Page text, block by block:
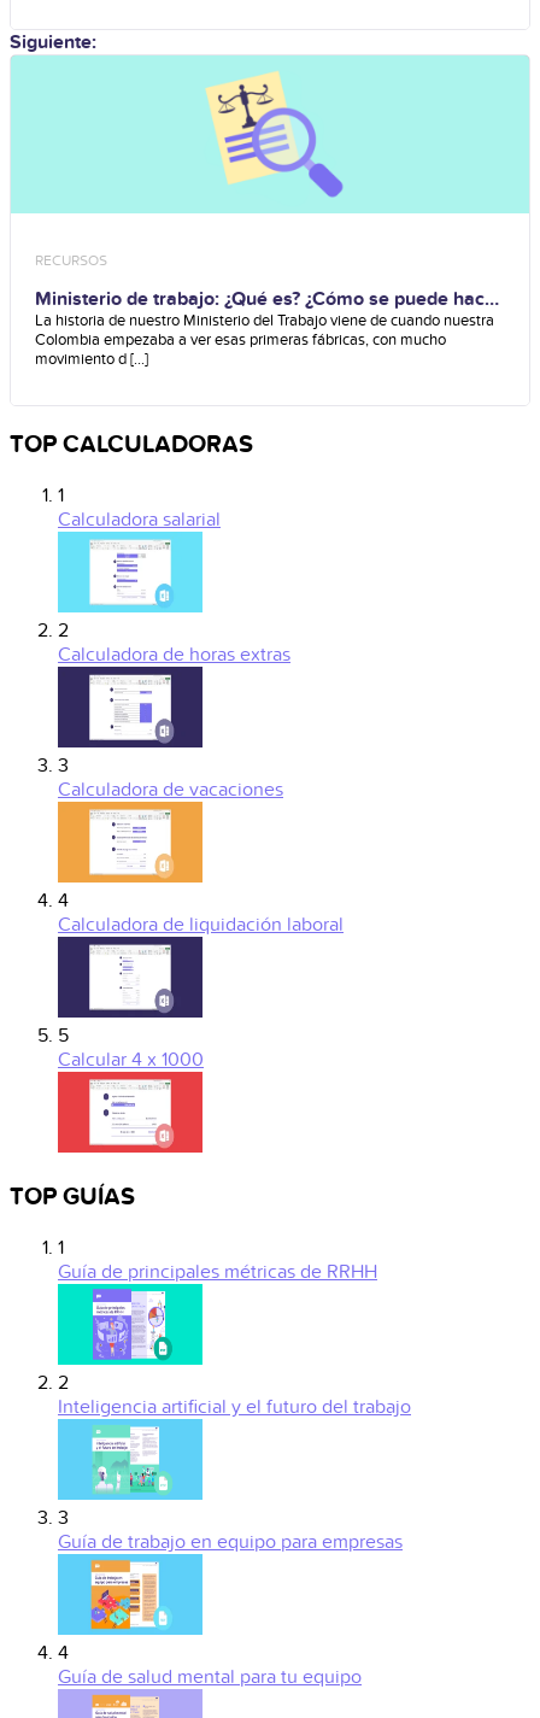
Siguiente:
RECURSOS
Ministerio de trabajo: ¿Qué es? ¿Cómo se puede hacer
una consulta?
La historia de nuestro Ministerio del Trabajo viene de cuando nuestra
Colombia empezaba a ver esas primeras fábricas, con mucho
movimiento d [...]
TOP CALCULADORAS
1
Calculadora salarial
2
Calculadora de horas extras
3
Calculadora de vacaciones
4
Calculadora de liquidación laboral
5
Calcular 4 x 1000
TOP GUÍAS
1
Guía de principales métricas de RRHH
2
Inteligencia artificial y el futuro del trabajo
3
Guía de trabajo en equipo para empresas
4
Guía de salud mental para tu equipo